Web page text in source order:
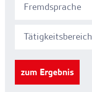
Fremdsprache
Tätigkeitsbereich
zum Ergebnis